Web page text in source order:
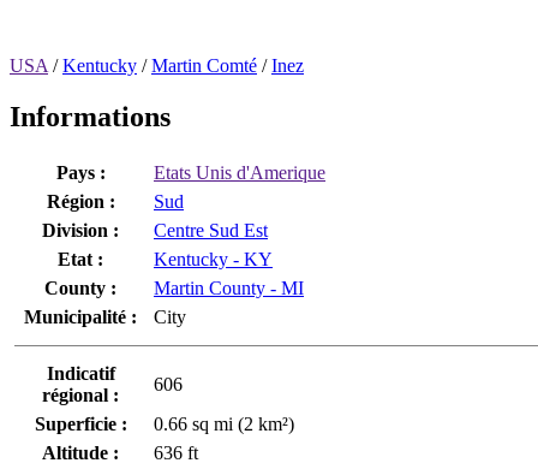
USA /Kentucky /Martin Comté /Inez
Informations
Pays :
Etats Unis d'Amerique
Région :
Sud
Division :
Centre Sud Est
Etat :
Kentucky - KY
County :
Martin County - MI
Municipalité :
City
Indicatif
régional :
606
Superficie :
0.66 sq mi (2 km²)
Altitude :
636 ft